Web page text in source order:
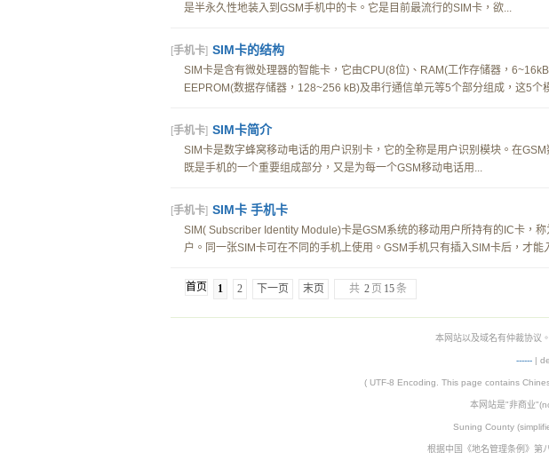
是半永久性地装入到GSM手机中的卡。它是目前最流行的SIM卡，欲...
[手机卡] SIM卡的结构
SIM卡是含有微处理器的智能卡，它由CPU(8位)、RAM(工作存储器，
EEPROM(数据存储器，128~256 kB)及串行通信单元等5个部分组成，这5个
[手机卡] SIM卡简介
SIM卡是数字蜂窝移动电话的用户识别卡，它的全称是用户识别模块。在
既是手机的一个重要组成部分，又是为每一个GSM移动电话用...
[手机卡] SIM卡 手机卡
SIM( Subscriber Identity Module)卡是GSM系统的移动用户所持有的IC卡，
户。同一张SIM卡可在不同的手机上使用。GSM手机只有插入SIM卡后，才能
首页 1 2 下一页 末页 共 2 页 15 条
本网站以及域名有仲裁协议
------|
( UTF-8 Encoding. This page contains
本网站是"非商业
Suning County
根据中国《地名管理条例》第